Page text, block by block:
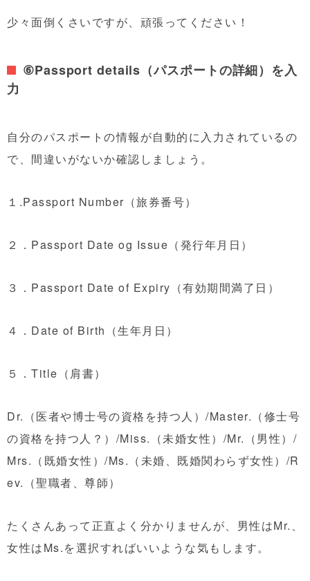
少々面倒くさいですが、頑張ってください！
⑥Passport details（パスポートの詳細）を入
力
自分のパスポートの情報が自動的に入力されているの
で、間違いがないか確認しましょう。
１.Passport Number（旅券番号）
２．Passport Date og Issue（発行年月日）
３．Passport Date of Expiry（有効期間満了日）
４．Date of Birth（生年月日）
５．Title（肩書）
Dr.（医者や博士号の資格を持つ人）/Master.（修士号
の資格を持つ人？）/Miss.（未婚女性）/Mr.（男性）/
Mrs.（既婚女性）/Ms.（未婚、既婚関わらず女性）/R
ev.（聖職者、尊師）
たくさんあって正直よく分かりませんが、男性はMr.、
女性はMs.を選択すればいいような気もします。